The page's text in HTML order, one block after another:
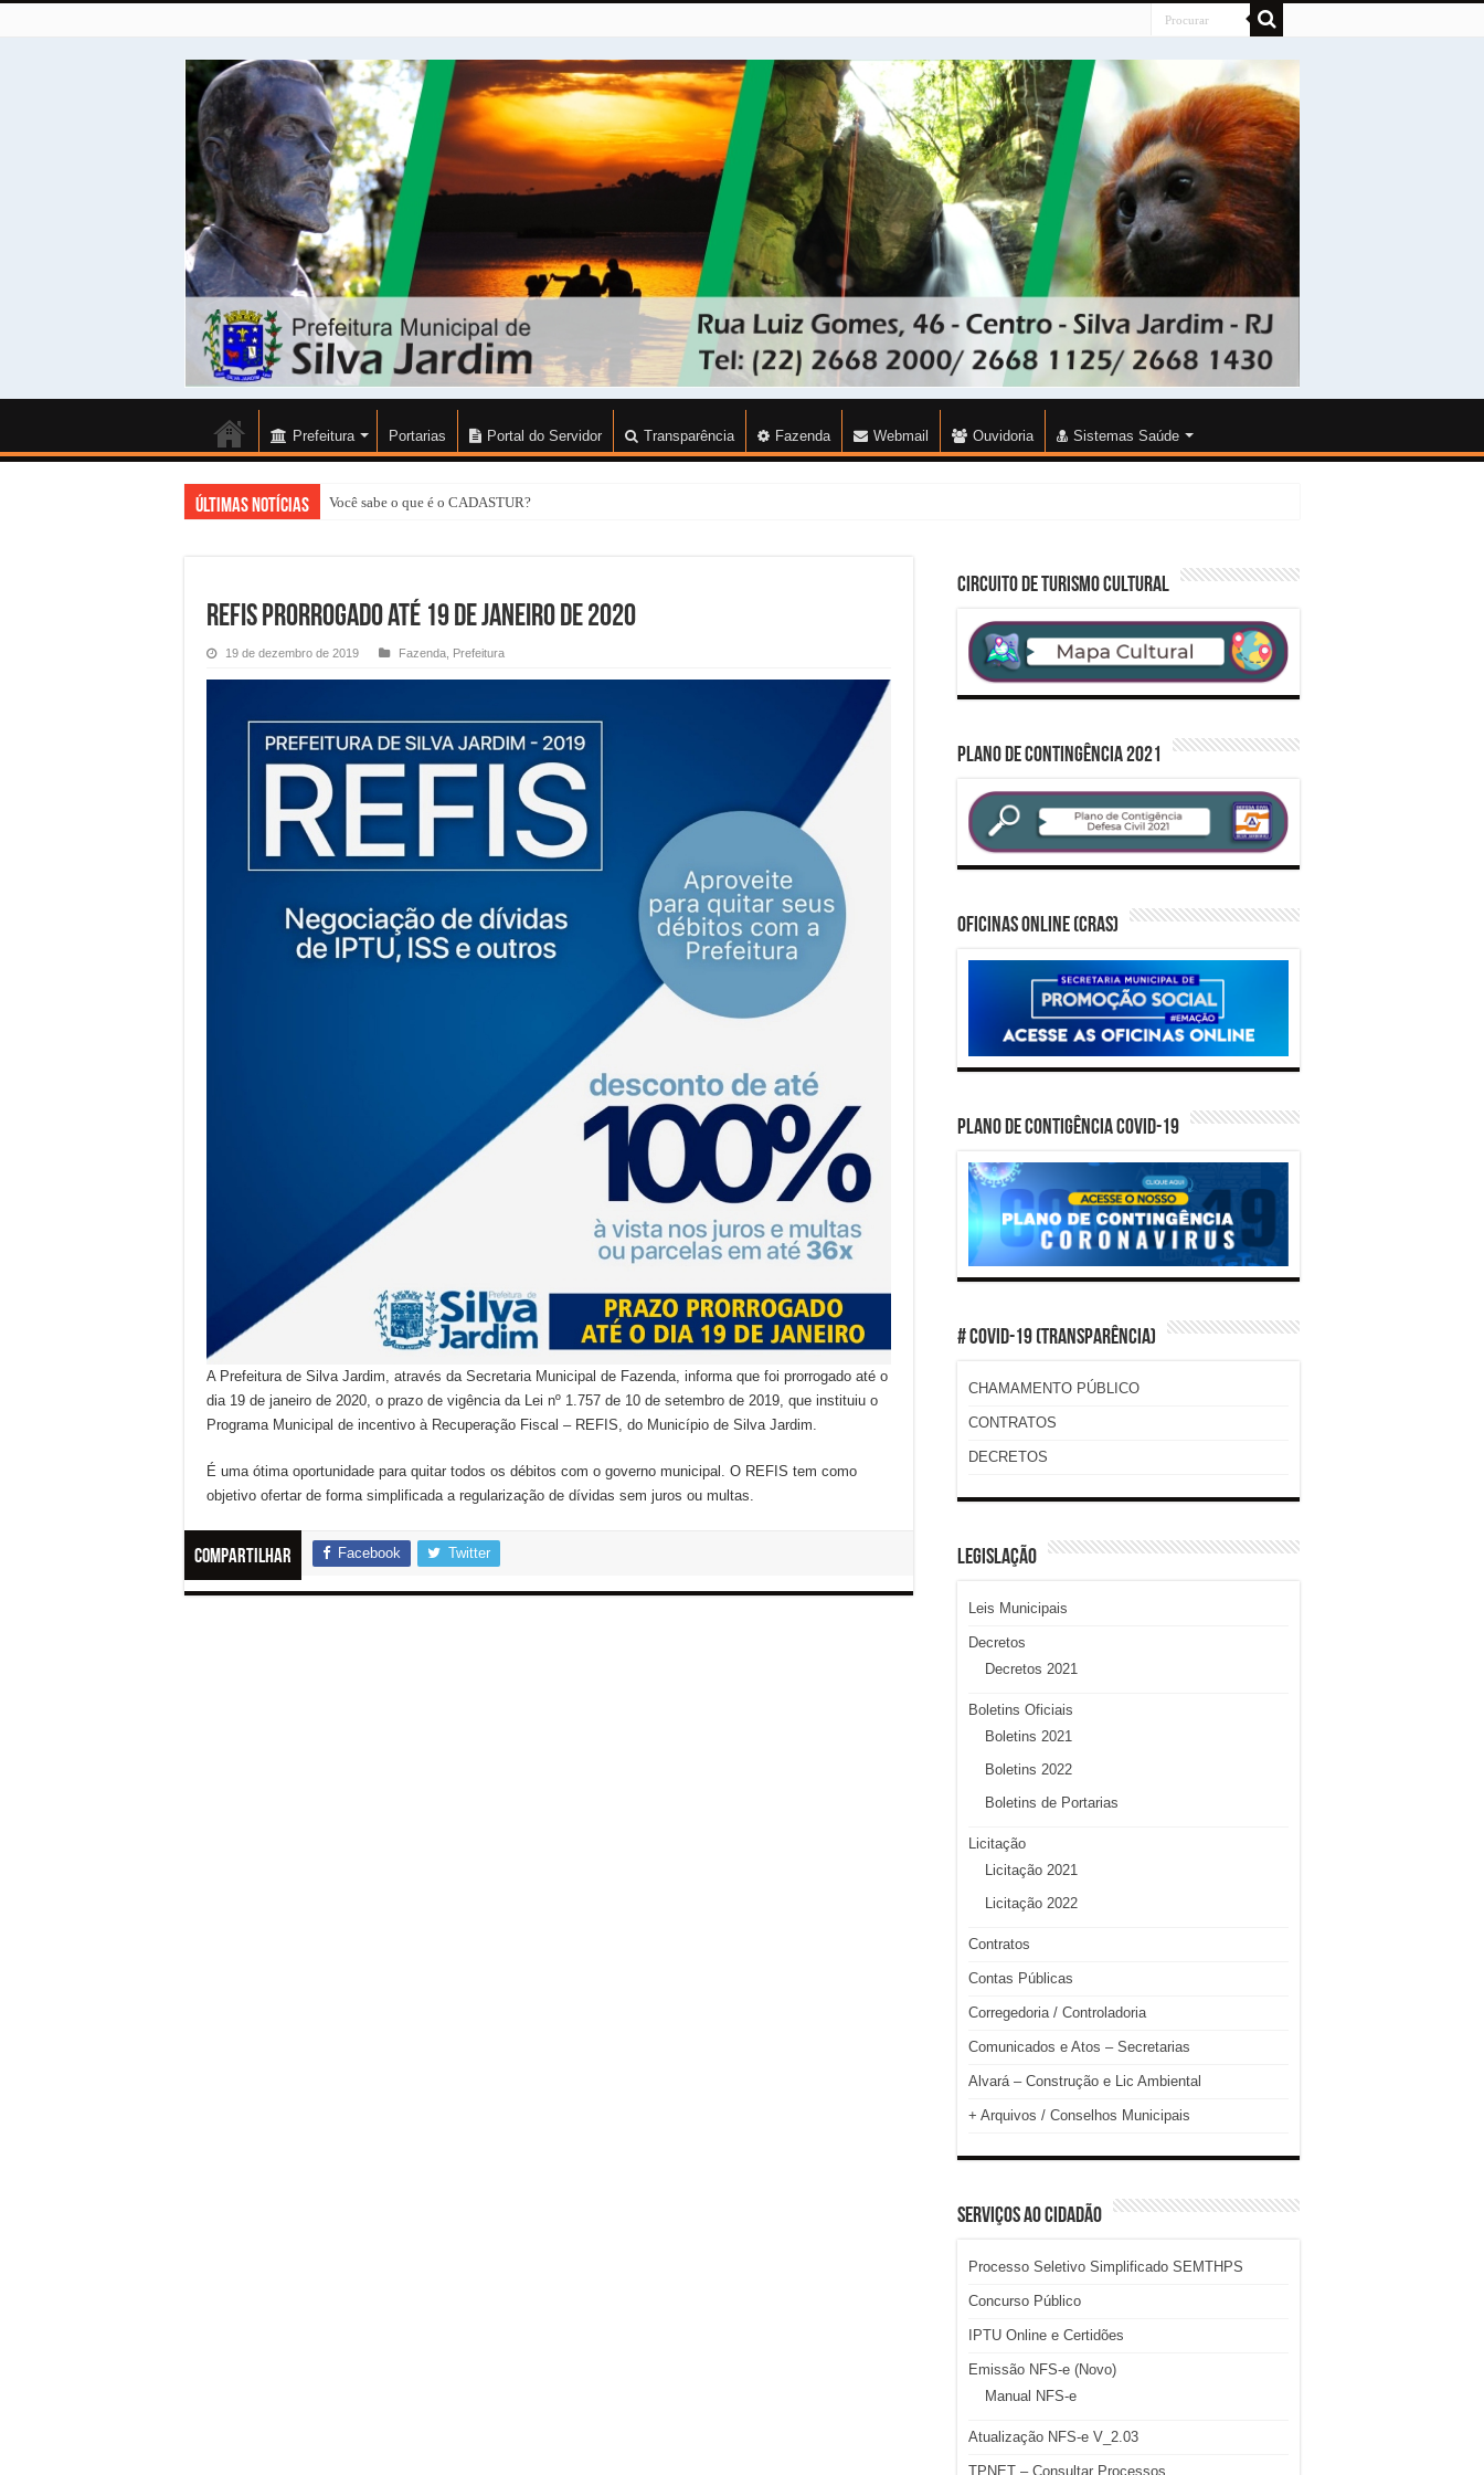
Prefeitura Portarias Portal do Servidor Transparência Fazenda Webmail Ouvidoria Sistemas Saúde
Últimas Notícias Você sabe o que é o CADASTUR?
REFIS prorrogado até 19 de Janeiro de 2020
19 de dezembro de 2019 Fazenda Prefeitura
A Prefeitura de Silva Jardim, através da Secretaria Municipal de Fazenda, informa que foi prorrogado até o
dia 19 de janeiro de 2020, o prazo de vigência da Lei nº 1.757 de 10 de setembro de 2019, que instituiu o
Programa Municipal de incentivo à Recuperação Fiscal – REFIS, do Município de Silva Jardim.
É uma ótima oportunidade para quitar todos os débitos com o governo municipal. O REFIS tem como
objetivo ofertar de forma simplificada a regularização de dívidas sem juros ou multas.
Compartilhar Facebook Twitter
CIRCUITO DE TURISMO CULTURAL
PLANO DE CONTINGÊNCIA 2021
Oficinas Online (CRAS)
PLANO DE CONTIGÊNCIA COVID-19
# COVID-19 (TRANSPARÊNCIA)
CHAMAMENTO PÚBLICO
CONTRATOS
DECRETOS
LEGISLAÇÃO
Leis Municipais
Decretos
Decretos 2021
Boletins Oficiais
Boletins 2021
Boletins 2022
Boletins de Portarias
Licitação
Licitação 2021
Licitação 2022
Contratos
Contas Públicas
Corregedoria / Controladoria
Comunicados e Atos – Secretarias
Alvará – Construção e Lic Ambiental
+ Arquivos / Conselhos Municipais
SERVIÇOS AO CIDADÃO
Processo Seletivo Simplificado SEMTHPS
Concurso Público
IPTU Online e Certidões
Emissão NFS-e (Novo)
Manual NFS-e
Atualização NFS-e V_2.03
TPNET – Consultar Processos